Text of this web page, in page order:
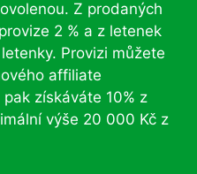
Z prodaných
2 % a z letenek
Provizi můžete
affiliate
získáváte 10% z
výše 20 000 Kč z